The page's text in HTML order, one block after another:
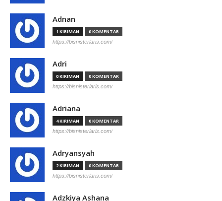
Adnan
1 KIRIMAN 0 KOMENTAR
https://bisnisterlaris.com/
Adri
0 KIRIMAN 0 KOMENTAR
https://bisnisterlaris.com/
Adriana
4 KIRIMAN 0 KOMENTAR
https://bisnisterlaris.com/
Adryansyah
2 KIRIMAN 0 KOMENTAR
https://bisnisterlaris.com/
Adzkiya Ashana